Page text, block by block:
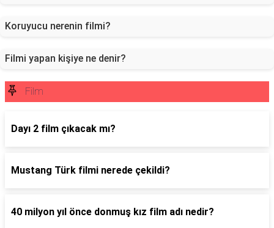
Koruyucu nerenin filmi?
Filmi yapan kişiye ne denir?
Film
Dayı 2 film çıkacak mı?
Mustang Türk filmi nerede çekildi?
40 milyon yıl önce donmuş kız film adı nedir?